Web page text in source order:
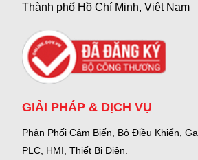
Thành phố Hồ Chí Minh, Việt Nam
GIẢI PHÁP & DỊCH VỤ
Phân Phối Cảm Biến, Bộ Điều Khiển,
PLC, HMI, Thiết Bị Điện.